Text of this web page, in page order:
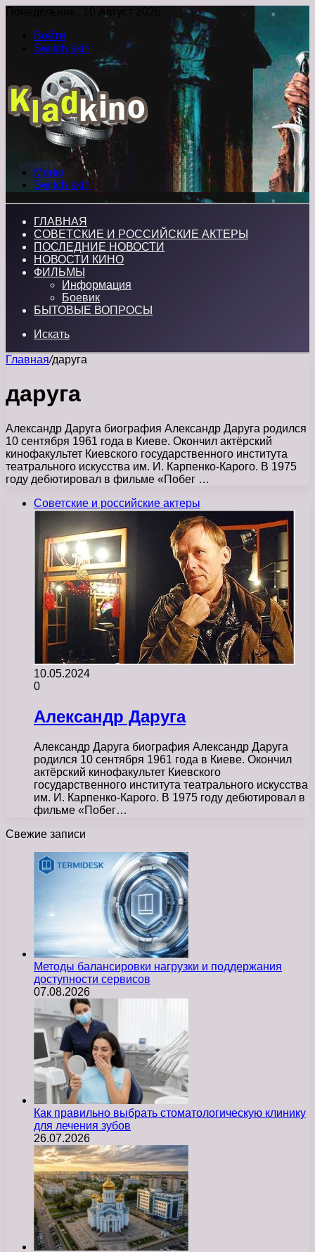
Понедельник , 10 Август 2026
Войти
Switch skin
Меню
Switch skin
ГЛАВНАЯ
СОВЕТСКИЕ И РОССИЙСКИЕ АКТЕРЫ
ПОСЛЕДНИЕ НОВОСТИ
НОВОСТИ КИНО
ФИЛЬМЫ
Информация
Боевик
БЫТОВЫЕ ВОПРОСЫ
Искать
Главная/даруга
даруга
Александр Даруга биография Александр Даруга родился
10 сентября 1961 года в Киеве. Окончил актёрский
кинофакультет Киевского государственного института
театрального искусства им. И. Карпенко-Карого. В 1975
году дебютировал в фильме «Побег …
Советские и российские актеры
10.05.2024
0
Александр Даруга
Александр Даруга биография Александр Даруга
родился 10 сентября 1961 года в Киеве. Окончил
актёрский кинофакультет Киевского
государственного института театрального искусства
им. И. Карпенко-Карого. В 1975 году дебютировал в
фильме «Побег…
Свежие записи
Методы балансировки нагрузки и поддержания
доступности сервисов
07.08.2026
Как правильно выбрать стоматологическую клинику
для лечения зубов
26.07.2026